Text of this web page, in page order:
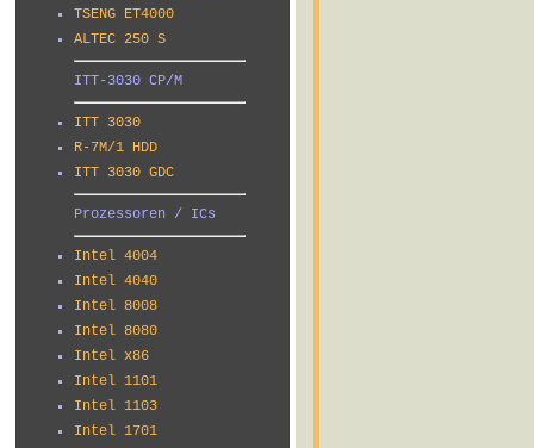
TSENG ET4000
ALTEC 250 S
ITT-3030 CP/M
ITT 3030
R-7M/1 HDD
ITT 3030 GDC
Prozessoren / ICs
Intel 4004
Intel 4040
Intel 8008
Intel 8080
Intel x86
Intel 1101
Intel 1103
Intel 1701